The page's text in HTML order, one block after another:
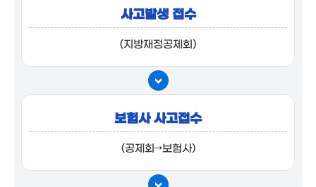
사고발생 접수
(지방재정공제회)
보험사 사고접수
(공제회→보험사)